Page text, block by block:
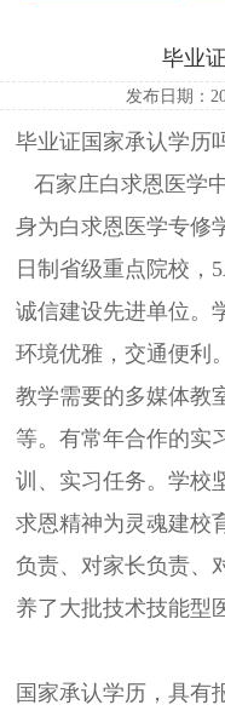
毕业
发布日期：
毕业证国家承认学历
石家庄白求恩医学
身为白求恩医学专修
日制省级重点院校，
诚信建设先进单位。
环境优雅，交通便利
教学需要的多媒体教
等。有常年合作的实
训、实习任务。学校
求恩精神为灵魂建校
负责、对家长负责、
养了大批技术技能型
国家承认学历，具有